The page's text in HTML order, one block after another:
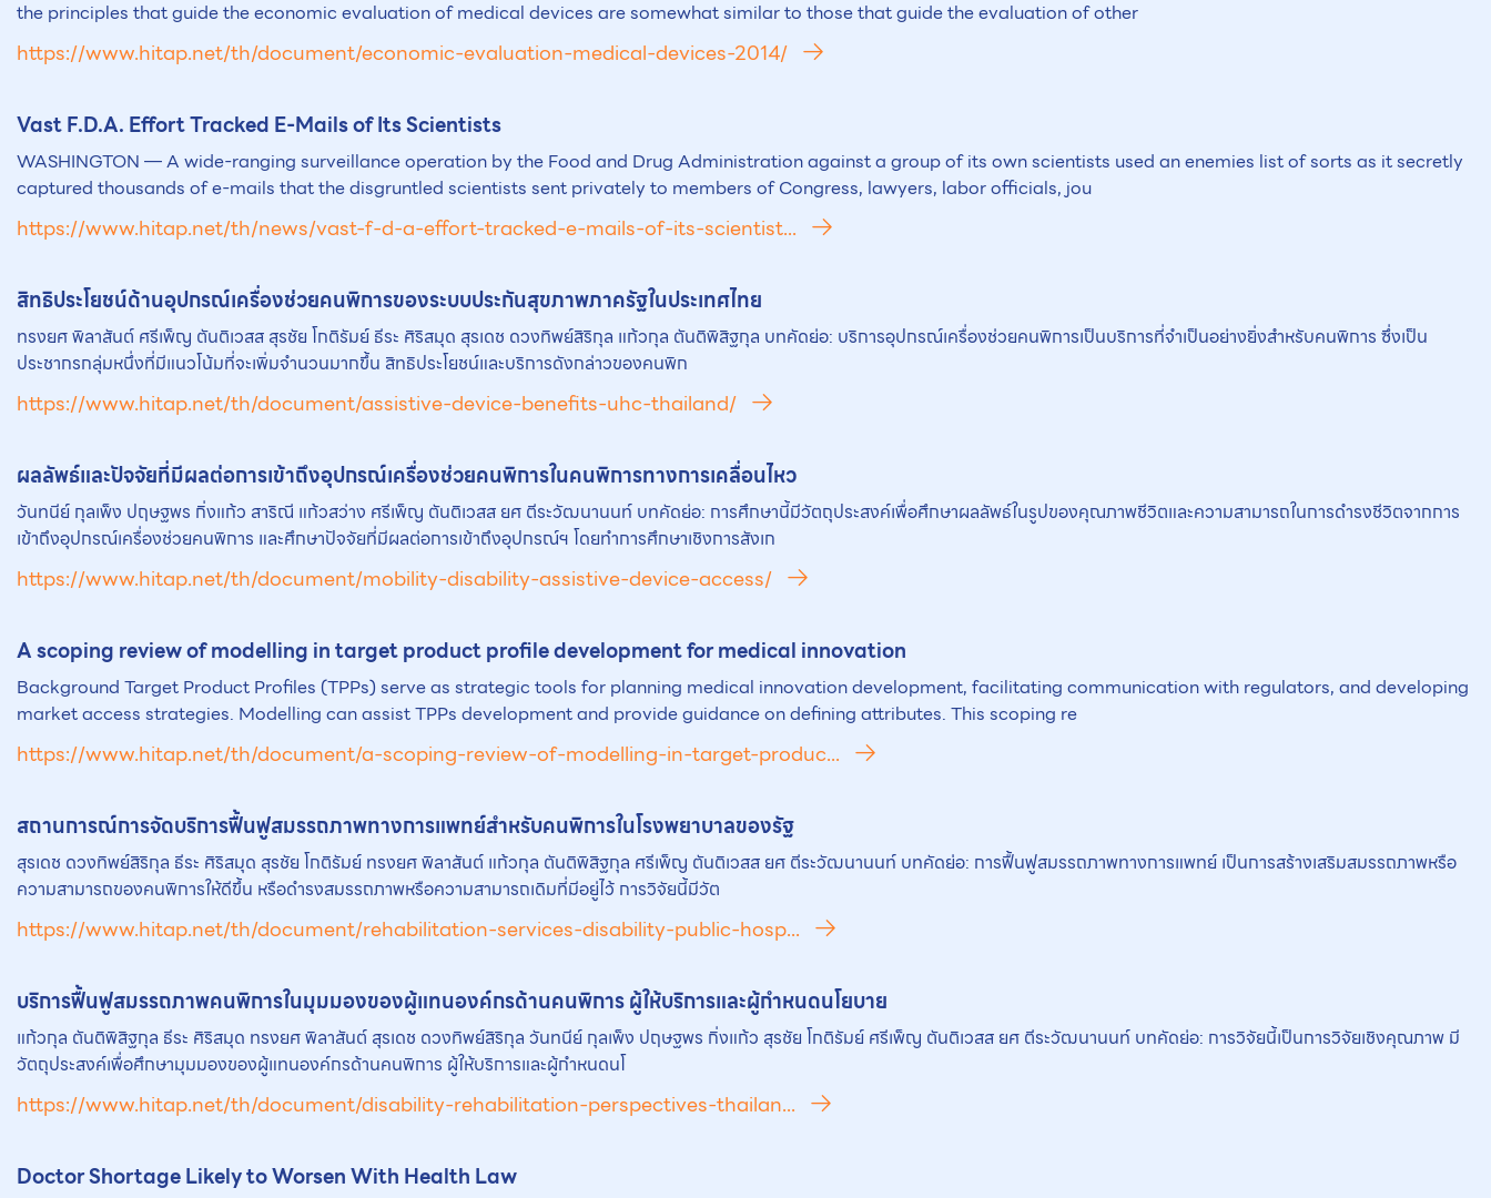
the principles that guide the economic evaluation of medical devices are somewhat similar to those that guide the evaluation of other
https://www.hitap.net/th/document/economic-evaluation-medical-devices-2014/
Vast F.D.A. Effort Tracked E-Mails of Its Scientists
WASHINGTON — A wide-ranging surveillance operation by the Food and Drug Administration against a group of its own scientists used an enemies list of sorts as it secretly
captured thousands of e-mails that the disgruntled scientists sent privately to members of Congress, lawyers, labor officials, jou
https://www.hitap.net/th/news/vast-f-d-a-effort-tracked-e-mails-of-its-scientist...
สิทธิประโยชน์ด้านอุปกรณ์เครื่องช่วยคนพิการของระบบประกันสุขภาพภาครัฐในประเทศไทย
ทรงยศ พิลาสันต์ ศรีเพ็ญ ตันติเวสส สุรชัย โกติรัมย์ ธีระ ศิริสมุด สุรเดช ดวงทิพย์สิริกุล แก้วกุล ตันติพิสิฐกุล บทคัดย่อ: บริการอุปกรณ์เครื่องช่วยคนพิการเป็นบริการที่จำเป็นอย่างยิ่งสำหรับคนพิการ ซึ่งเป็น
ประชากรกลุ่มหนึ่งที่มีแนวโน้มที่จะเพิ่มจำนวนมากขึ้น สิทธิประโยชน์และบริการดังกล่าวของคนพิก
https://www.hitap.net/th/document/assistive-device-benefits-uhc-thailand/
ผลลัพธ์และปัจจัยที่มีผลต่อการเข้าถึงอุปกรณ์เครื่องช่วยคนพิการในคนพิการทางการเคลื่อนไหว
วันทนีย์ กุลเพ็ง ปฤษฐพร กิ่งแก้ว สาริณี แก้วสว่าง ศรีเพ็ญ ตันติเวสส ยศ ตีระวัฒนานนท์ บทคัดย่อ: การศึกษานี้มีวัตถุประสงค์เพื่อศึกษาผลลัพธ์ในรูปของคุณภาพชีวิตและความสามารถในการดำรงชีวิตจากการ
เข้าถึงอุปกรณ์เครื่องช่วยคนพิการ และศึกษาปัจจัยที่มีผลต่อการเข้าถึงอุปกรณ์ฯ โดยทำการศึกษาเชิงการสังเก
https://www.hitap.net/th/document/mobility-disability-assistive-device-access/
A scoping review of modelling in target product profile development for medical innovation
Background Target Product Profiles (TPPs) serve as strategic tools for planning medical innovation development, facilitating communication with regulators, and developing
market access strategies. Modelling can assist TPPs development and provide guidance on defining attributes. This scoping re
https://www.hitap.net/th/document/a-scoping-review-of-modelling-in-target-produc...
สถานการณ์การจัดบริการฟื้นฟูสมรรถภาพทางการแพทย์สำหรับคนพิการในโรงพยาบาลของรัฐ
สุรเดช ดวงทิพย์สิริกุล ธีระ ศิริสมุด สุรชัย โกติรัมย์ ทรงยศ พิลาสันต์ แก้วกุล ตันติพิสิฐกุล ศรีเพ็ญ ตันติเวสส ยศ ตีระวัฒนานนท์ บทคัดย่อ: การฟื้นฟูสมรรถภาพทางการแพทย์ เป็นการสร้างเสริมสมรรถภาพหรือ
ความสามารถของคนพิการให้ดีขึ้น หรือดำรงสมรรถภาพหรือความสามารถเดิมที่มีอยู่ไว้ การวิจัยนี้มีวัต
https://www.hitap.net/th/document/rehabilitation-services-disability-public-hosp...
บริการฟื้นฟูสมรรถภาพคนพิการในมุมมองของผู้แทนองค์กรด้านคนพิการ ผู้ให้บริการและผู้กำหนดนโยบาย
แก้วกุล ตันติพิสิฐกุล ธีระ ศิริสมุด ทรงยศ พิลาสันต์ สุรเดช ดวงทิพย์สิริกุล วันทนีย์ กุลเพ็ง ปฤษฐพร กิ่งแก้ว สุรชัย โกติรัมย์ ศรีเพ็ญ ตันติเวสส ยศ ตีระวัฒนานนท์ บทคัดย่อ: การวิจัยนี้เป็นการวิจัยเชิงคุณภาพ มี
วัตถุประสงค์เพื่อศึกษามุมมองของผู้แทนองค์กรด้านคนพิการ ผู้ให้บริการและผู้กำหนดนโ
https://www.hitap.net/th/document/disability-rehabilitation-perspectives-thailan...
Doctor Shortage Likely to Worsen With Health Law